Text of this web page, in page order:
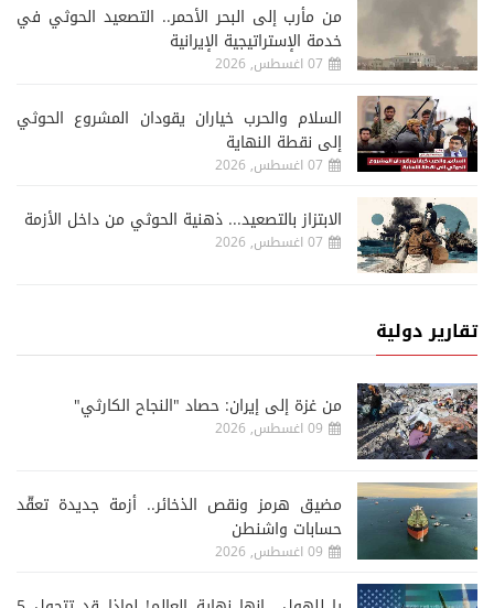
من مأرب إلى البحر الأحمر.. التصعيد الحوثي في
خدمة الإستراتيجية الإيرانية
07 اغسطس, 2026
السلام والحرب خياران يقودان المشروع الحوثي
إلى نقطة النهاية
07 اغسطس, 2026
الابتزاز بالتصعيد... ذهنية الحوثي من داخل الأزمة
07 اغسطس, 2026
تقارير دولية
من غزة إلى إيران: حصاد "النجاح الكارثي"
09 اغسطس, 2026
مضيق هرمز ونقص الذخائر.. أزمة جديدة تعقّد
حسابات واشنطن
09 اغسطس, 2026